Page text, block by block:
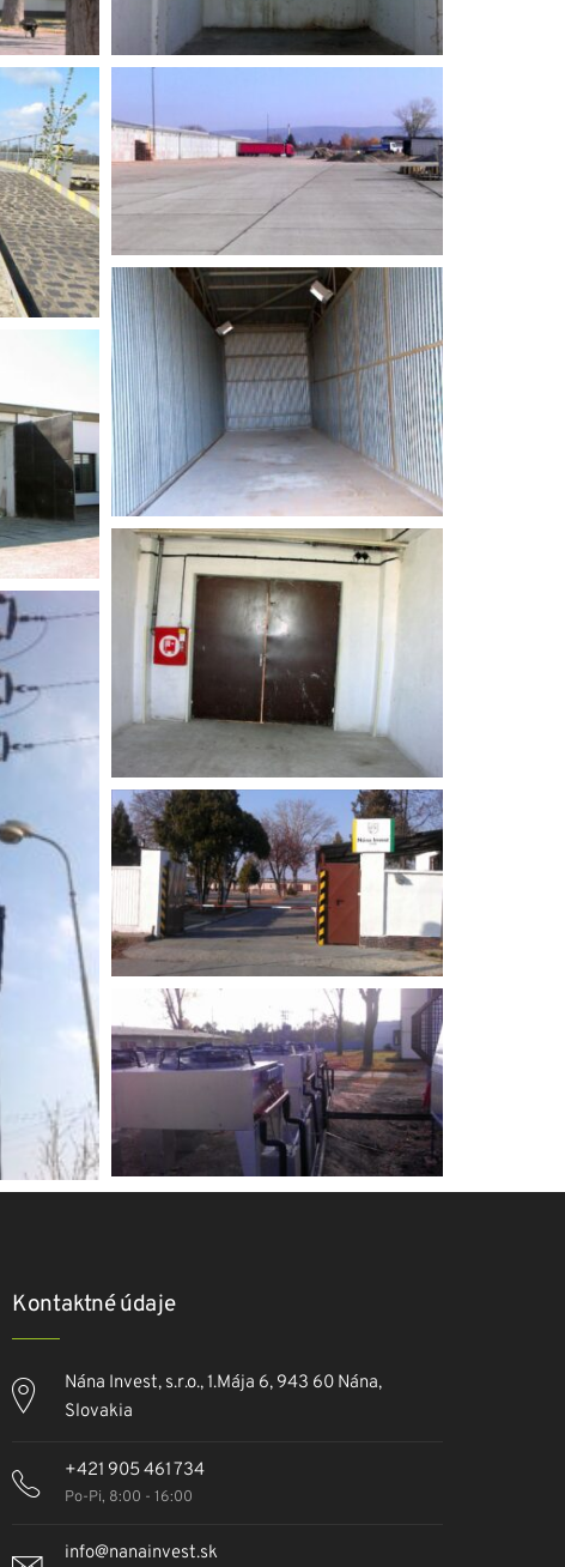
Kontaktné údaje
Nána Invest, s.r.o., 1.Mája 6, 943 60 Nána,
Slovakia
+421 905 461 734
Po-Pi, 8:00 - 16:00
info@nanainvest.sk